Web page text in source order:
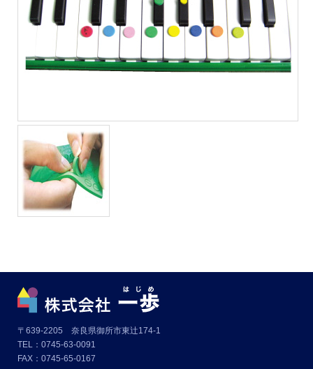
〒639-2205 奈良県御所市東辻174-1
TEL：0745-63-0091
FAX：0745-65-0167